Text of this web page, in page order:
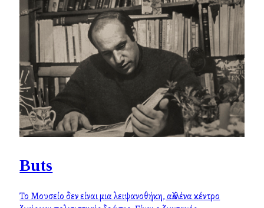
Buts
Το Μουσείο δεν είναι μια λειψανοθήκη, αλλά ένα κέντρο